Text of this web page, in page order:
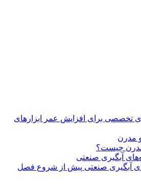
تخصصی برای افزایش عمر ابزارهای
مدرن چیست؟
آبگیری صنعتی پیش از شروع فصل